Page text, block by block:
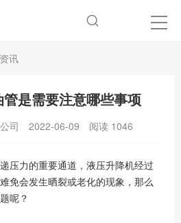
讯
是需要注意哪些事项
司 2022-06-09 阅读 1046
压力的重要通道，液压升降机经过
免会发生晒裂或老化的现象，那么
呢？